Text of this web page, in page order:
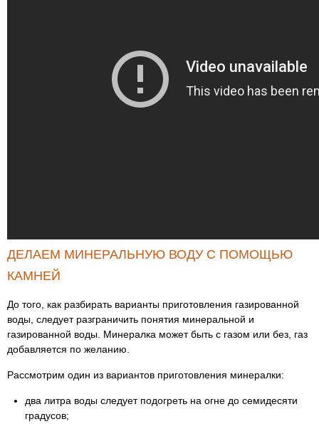
ДЕЛАЕМ МИНЕРАЛЬНУЮ ВОДУ С ПОМОЩЬЮ
КАМНЕЙ
До того, как разбирать варианты приготовления газированной
воды, следует разграничить понятия минеральной и
газированной воды. Минералка может быть с газом или без, газ
добавляется по желанию.
Рассмотрим один из вариантов приготовления минералки:
два литра воды следует подогреть на огне до семидесяти
градусов;